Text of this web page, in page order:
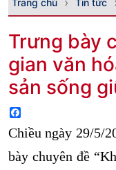
Trang chủ Tin tức
Trưng bày
gian văn
sản sống
Chiều ngày 29/5/
bày chuyên đề